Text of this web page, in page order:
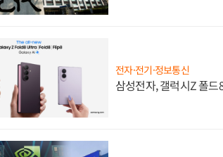
전자·전기·정보통신
삼성전자, 갤럭시Z 폴